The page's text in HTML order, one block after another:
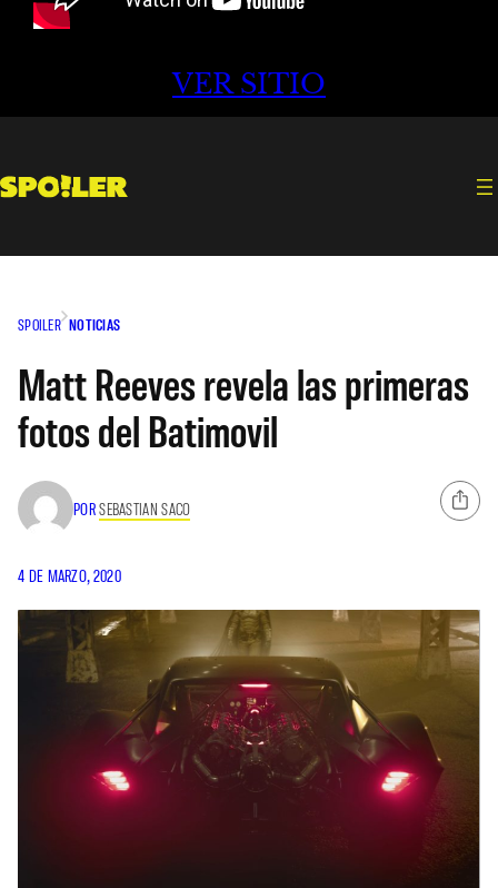
VER SITIO
SPOILER NOTICIAS
Matt Reeves revela las primeras
fotos del Batimovil
PORSEBASTIAN SACO
4 DE MARZO, 2020